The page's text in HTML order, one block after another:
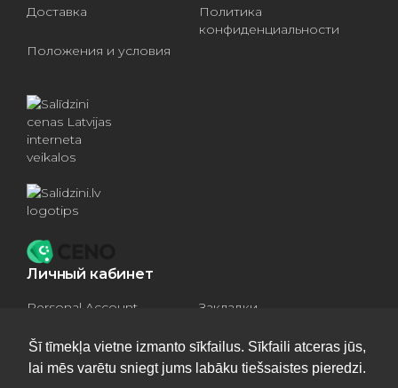
Šī tīmekļa vietne izmanto sīkfailus. Sīkfaili atceras jūs,
lai mēs varētu sniegt jums labāku tiešsaistes pieredzi.
Доставка
Политика
конфиденциальности
Положения и условия
Личный кабинет
Personal Account
Закладки